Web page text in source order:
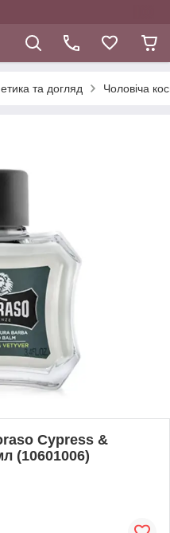
та догляд Чоловіча
Cypress &
(10601006)